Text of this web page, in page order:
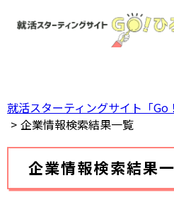
で
す。
就活スターティングサイト「Go
企業情報検索結果一覧
企業情報検索結果